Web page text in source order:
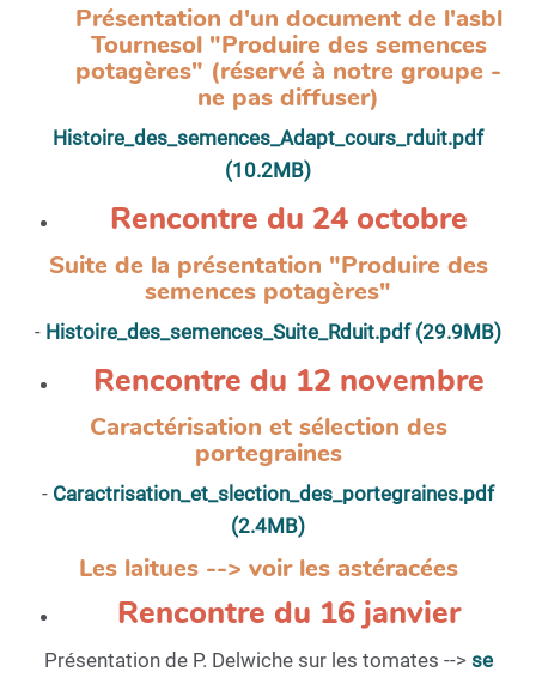
Présentation d'un document de l'asbl
Tournesol "Produire des semences
potagères" (réservé à notre groupe -
ne pas diffuser)
Histoire_des_semences_Adapt_cours_rduit.pdf
(10.2MB)
Rencontre du 24 octobre
Suite de la présentation "Produire des
semences potagères"
- Histoire_des_semences_Suite_Rduit.pdf (29.9MB)
Rencontre du 12 novembre
Caractérisation et sélection des
portegraines
- Caractrisation_et_slection_des_portegraines.pdf
(2.4MB)
Les laitues --> voir les astéracées
Rencontre du 16 janvier
Présentation de P. Delwiche sur les tomates --> se